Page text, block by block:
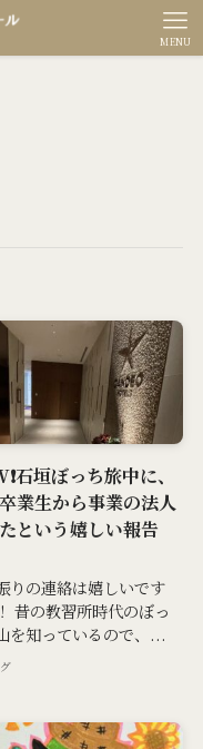
MENU
石垣ぼっち旅中に、
業生から事業の法人
という嬉しい報告
りの連絡は嬉しいです
昔の教習所時代のぼっ
を知っているので、...